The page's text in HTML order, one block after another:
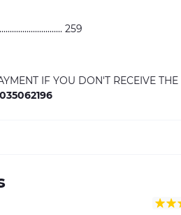
259
IF YOU DON'T RECEIVE